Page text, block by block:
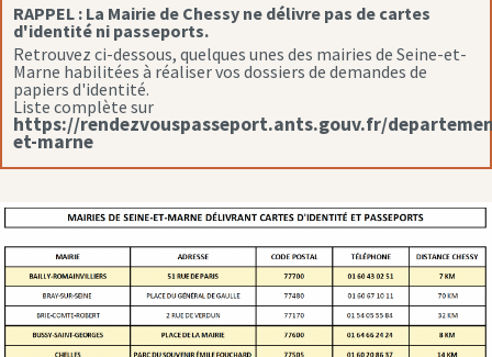
RAPPEL : La Mairie de Chessy ne délivre pas de cartes
d'identité ni passeports.
Retrouvez ci-dessous, quelques unes des mairies de Seine-et-
Marne habilitées à réaliser vos dossiers de demandes de
papiers d'identité.
Liste complète sur
https://rendezvouspasseport.ants.gouv.fr/
et-marne